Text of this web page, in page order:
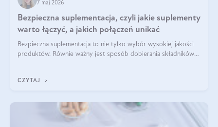
7 maj 2026
Bezpieczna suplementacja, czyli jakie suplementy
warto łączyć, a jakich połączeń unikać
Bezpieczna suplementacja to nie tylko wybór wysokiej jakości
produktów. Równie ważny jest sposób dobierania składników
CZYTAJ